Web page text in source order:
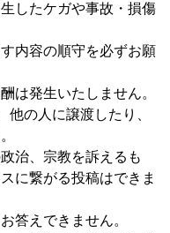
したケガや事故・損傷
内容の順守を必ずお願
は発生いたしません。
他の人に譲渡したり、
治、宗教を訴えるも
に繋がる投稿はできま
答えできません。